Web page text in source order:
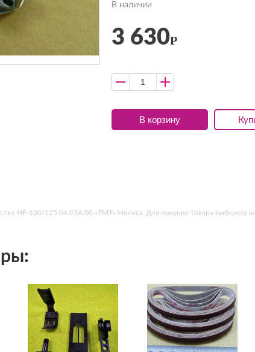
В наличии
3 630Р
В корзину
HF-100/125 04.05A.00 «ТМТ» Москва. Для покупки товара выберете